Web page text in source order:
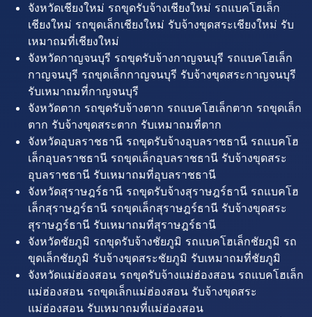
จังหวัดเชียงใหม่ รถขุดรับจ้างเชียงใหม่ รถแบคโฮเล็ก
เชียงใหม่ รถขุดเล็กเชียงใหม่ รับจ้างขุดสระเชียงใหม่ รับ
เหมาถมที่เชียงใหม่
จังหวัดกาญจนบุรี รถขุดรับจ้างกาญจนบุรี รถแบคโฮเล็ก
กาญจนบุรี รถขุดเล็กกาญจนบุรี รับจ้างขุดสระกาญจนบุรี
รับเหมาถมที่กาญจนบุรี
จังหวัดตาก รถขุดรับจ้างตาก รถแบคโฮเล็กตาก รถขุดเล็ก
ตาก รับจ้างขุดสระตาก รับเหมาถมที่ตาก
จังหวัดอุบลราชธานี รถขุดรับจ้างอุบลราชธานี รถแบคโฮ
เล็กอุบลราชธานี รถขุดเล็กอุบลราชธานี รับจ้างขุดสระ
อุบลราชธานี รับเหมาถมที่อุบลราชธานี
จังหวัดสุราษฎร์ธานี รถขุดรับจ้างสุราษฎร์ธานี รถแบคโฮ
เล็กสุราษฎร์ธานี รถขุดเล็กสุราษฎร์ธานี รับจ้างขุดสระ
สุราษฎร์ธานี รับเหมาถมที่สุราษฎร์ธานี
จังหวัดชัยภูมิ รถขุดรับจ้างชัยภูมิ รถแบคโฮเล็กชัยภูมิ รถ
ขุดเล็กชัยภูมิ รับจ้างขุดสระชัยภูมิ รับเหมาถมที่ชัยภูมิ
จังหวัดแม่ฮ่องสอน รถขุดรับจ้างแม่ฮ่องสอน รถแบคโฮเล็ก
แม่ฮ่องสอน รถขุดเล็กแม่ฮ่องสอน รับจ้างขุดสระ
แม่ฮ่องสอน รับเหมาถมที่แม่ฮ่องสอน